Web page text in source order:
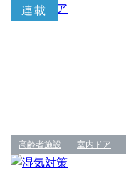
連載
高齢者施設 室内ドア